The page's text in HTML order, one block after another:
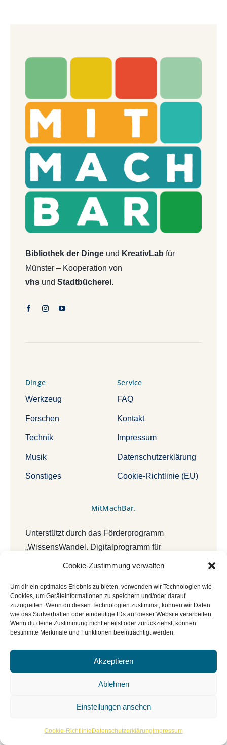
Cookie-Zustimmung verwalten
Um dir ein optimales Erlebnis zu bieten, verwenden wir Technologien wie
Cookies, um Geräteinformationen zu speichern und/oder darauf
zuzugreifen. Wenn du diesen Technologien zustimmst, können wir Daten
wie das Surfverhalten oder eindeutige IDs auf dieser Website verarbeiten.
Wenn du deine Zustimmung nicht erteilst oder zurückziehst, können
bestimmte Merkmale und Funktionen beeinträchtigt werden.
Akzeptieren
Ablehnen
Einstellungen ansehen
Cookie-Richtlinie Datenschutzerklärung Impressum
Bibliothek der Dingeund KreativLab für
Münster – Kooperation von
vhsund Stadtbücherei.
Dinge
Werkzeug
Forschen
Technik
Musik
Sonstiges
Service
FAQ
Kontakt
Impressum
Datenschutzerklärung
Cookie-Richtlinie (EU)
MitMachBar.
Unterstützt durch das Förderprogramm
„WissensWandel. Digitalprogramm für
Bibliotheken und Archive innerhalb von
Bibliotheksverband e.V. und dem Beauftragten
der Bundesregierung für Kultur und Medien
(BKM).